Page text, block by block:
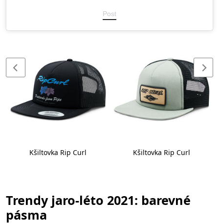
Post
Kšiltovka Rip Curl Kšiltovka Rip Curl
Trendy jaro-léto 2021: barevné
pásma